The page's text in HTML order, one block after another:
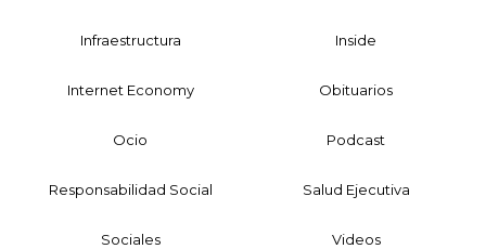
Infraestructura Inside
Internet Economy Obituarios
Ocio Podcast
Responsabilidad Social Salud Ejecutiva
Sociales Videos